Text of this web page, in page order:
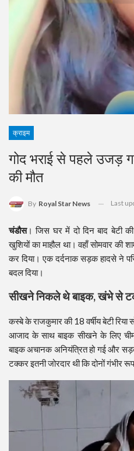
क्राइम
गोद भराई से पहले उजड़
की मौत
By Royal Star News Last
चंडौस। जिस घर में दो दिन बाद बेटी की
खुशियों का माहौल था। वहाँ सोमवार
कर दिया। एक दर्दनाक सड़क हादसे ने
बदल दिया।
सीखने निकले थे बाइक, खंभे से
​कस्बे के राजकुमार की 18 वर्षीय बेटी रिया
आजाद के साथ बाइक सीखने के लिए
बाइक अचानक अनियंत्रित हो गई और
टक्कर इतनी जोरदार थी कि दोनों गंभीर